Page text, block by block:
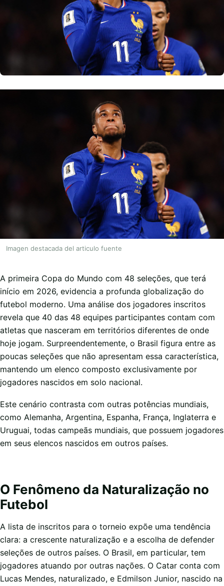
Imagen destacada del articulo fuente
A primeira Copa do Mundo com 48 seleções, que terá
início em 2026, evidencia a profunda globalização do
futebol moderno. Uma análise dos jogadores inscritos
revela que 40 das 48 equipes participantes contam com
atletas que nasceram em territórios diferentes de onde
hoje jogam. Surpreendentemente, o Brasil figura entre as
poucas seleções que não apresentam essa característica,
mantendo um elenco composto exclusivamente por
jogadores nascidos em solo nacional.
Este cenário contrasta com outras potências mundiais,
como Alemanha, Argentina, Espanha, França, Inglaterra e
Uruguai, todas campeãs mundiais, que possuem jogadores
em seus elencos nascidos em outros países.
O Fenômeno da Naturalização no
Futebol
A lista de inscritos para o torneio expõe uma tendência
clara: a crescente naturalização e a escolha de defender
seleções de outros países. O Brasil, em particular, tem
jogadores atuando por outras nações. O Catar conta com
Lucas Mendes, naturalizado, e Edmilson Junior, nascido na